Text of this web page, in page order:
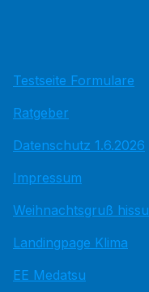
Testseite Formulare
Ratgeber
Datenschutz 1.6.2026
Impressum
Weihnachtsgruß hissu
Landingpage Klima
EE Medatsu